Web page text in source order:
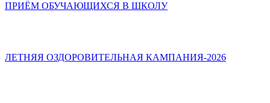
ПРИЁМ ОБУЧАЮЩИХСЯ В ШКОЛУ
ЛЕТНЯЯ ОЗДОРОВИТЕЛЬНАЯ КАМПАНИЯ-2026